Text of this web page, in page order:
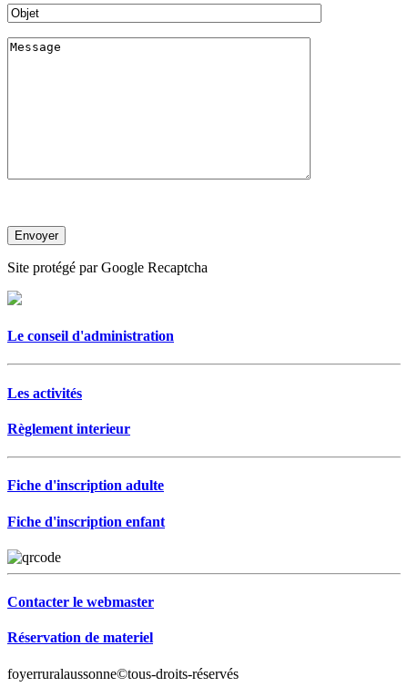
Site protégé par Google Recaptcha
Le conseil d'administration
Les activités
Règlement interieur
Fiche d'inscription adulte
Fiche d'inscription enfant
Contacter le webmaster
Réservation de materiel
foyerruralaussonne©tous-droits-réservés